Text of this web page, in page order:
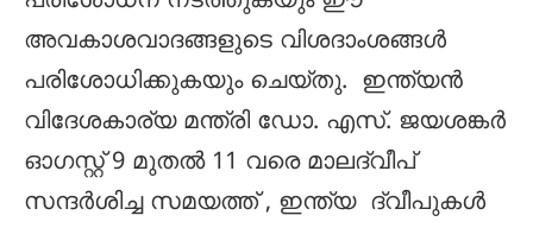
അവകാശവാദങ്ങളുടെ വിശദാംശങ്ങൾ
പരിശോധിക്കുകയും ചെയ്തു. ഇന്ത്യൻ
വിദേശകാര്യ മന്ത്രി ഡോ. എസ്. ജയശങ്കർ
ഓഗസ്റ്റ് 9 മുതൽ 11 വരെ മാലദ്വീപ്
സന്ദർശിച്ച സമയത്ത് , ഇന്ത്യ ദ്വീപുകൾ